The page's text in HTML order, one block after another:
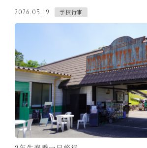
2026.05.19 学校行事